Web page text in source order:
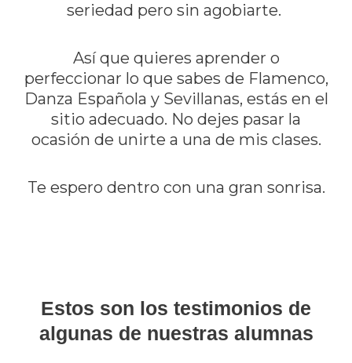
seriedad pero sin agobiarte.
Así que quieres aprender o
perfeccionar lo que sabes de Flamenco,
Danza Española y Sevillanas, estás en el
sitio adecuado. No dejes pasar la
ocasión de unirte a una de mis clases.
Te espero dentro con una gran sonrisa.
Estos son los testimonios de
algunas de nuestras alumnas